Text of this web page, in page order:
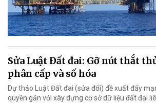
Sửa Luật Đất đai: Gỡ nút thắt
phân cấp và số hóa
Dự thảo Luật Đất đai (sửa đổi) đề xuất đẩy
quyền gắn với xây dựng cơ sở dữ liệu đất đai